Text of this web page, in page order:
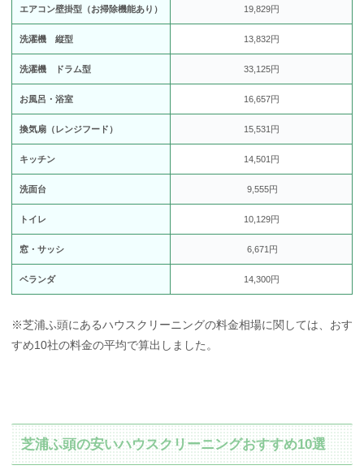
エアコン壁掛型（お掃除機能あり） 19,829円
洗濯機 縦型 13,832円
洗濯機 ドラム型 33,125円
お風呂・浴室 16,657円
換気扇（レンジフード） 15,531円
キッチン 14,501円
洗面台 9,555円
トイレ 10,129円
窓・サッシ 6,671円
ベランダ 14,300円
※芝浦ふ頭にあるハウスクリーニングの料金相場に関しては、おす
すめ10社の料金の平均で算出しました。
芝浦ふ頭の安いハウスクリーニングおすすめ10選